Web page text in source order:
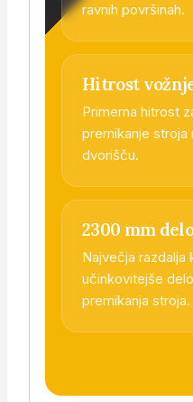
ravnih površinah.
Hitrost
Primerna hitrost
premikanje stroja
dvorišču.
2300 mm
Največja razdalja
učinkovitejše
premikanja stroja.